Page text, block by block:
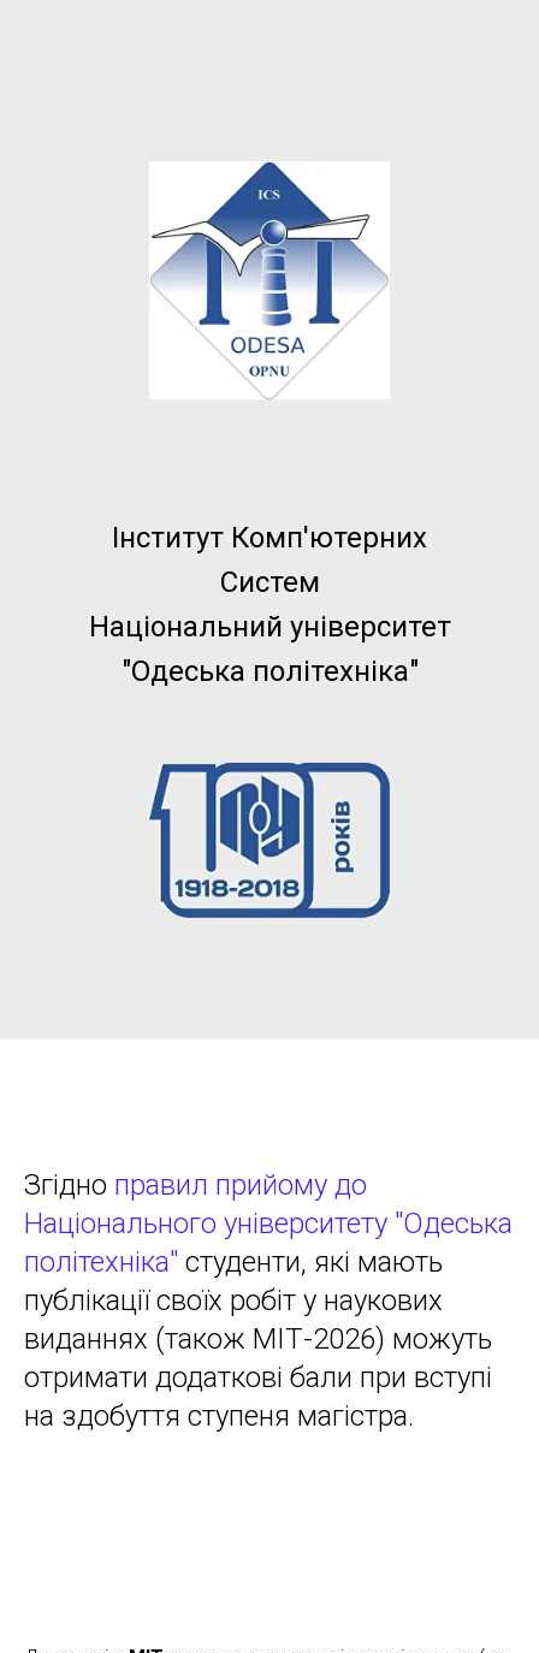
Інститут Комп'ютерних
Систем
Національний університет
"Одеська політехніка"
Згідно правил прийому до
Національного університету "Одеська
політехніка" студенти, які мають
публікації своїх робіт у наукових
виданнях (також МІТ-2026) можуть
отримати додаткові бали при вступі
на здобуття ступеня магістра.